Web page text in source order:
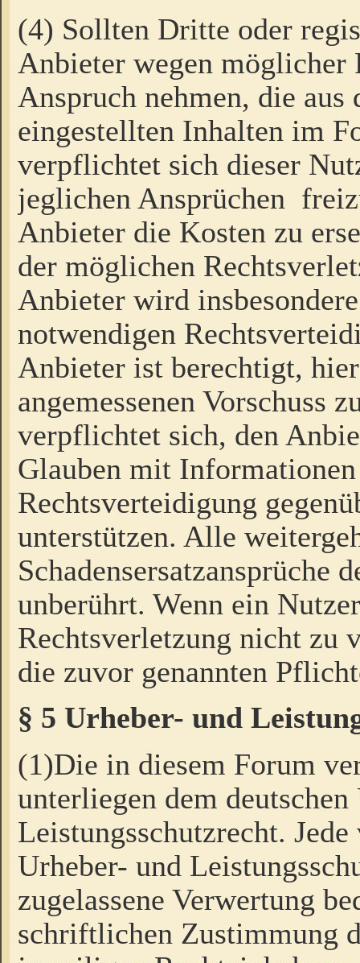
(4) Sollten Dritte oder
Anbieter wegen möglicher
Anspruch nehmen, die
eingestellten Inhalten im
verpflichtet sich dieser
jeglichen Ansprüchen
Anbieter die Kosten zu
der möglichen
Anbieter wird
notwendigen
Anbieter ist berechtigt,
angemessenen Vorschuss
verpflichtet sich, den
Glauben mit
Rechtsverteidigung
unterstützen. Alle
Schadensersatzansprüche
unberührt. Wenn ein
Rechtsverletzung nicht zu
die zuvor genannten
§ 5 Urheber- und
(1)Die in diesem Forum
unterliegen dem
Leistungsschutzrecht.
Urheber- und
zugelassene Verwertung
schriftlichen Zustimmung